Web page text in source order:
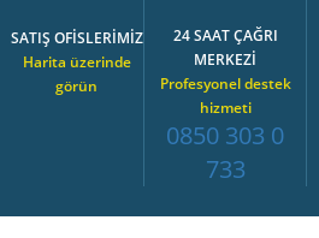
SATIŞ OFİSLERİMİZ
Harita üzerinde
görün
24 SAAT ÇAĞRI
MERKEZİ
Profesyonel destek
hizmeti
0850 303 0
733